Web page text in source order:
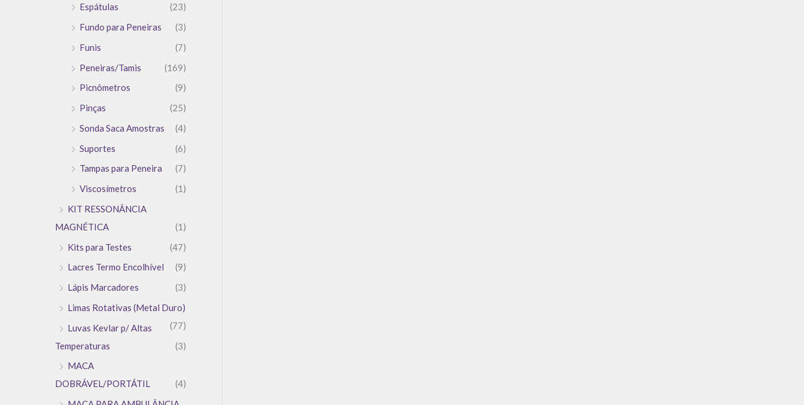
Espátulas
(23)
Fundo para Peneiras
(3)
Funis
(7)
Peneiras/Tamis
(169)
Picnômetros
(9)
Pinças
(25)
Sonda Saca Amostras
(4)
Suportes
(6)
Tampas para Peneira
(7)
Viscosímetros
(1)
KIT RESSONÂNCIA
MAGNÉTICA
(1)
Kits para Testes
(47)
Lacres Termo Encolhível
(9)
Lápis Marcadores
(3)
Limas Rotativas (Metal Duro)
(77)
Luvas Kevlar p/ Altas
Temperaturas
(3)
MACA
DOBRÁVEL/PORTÁTIL
(4)